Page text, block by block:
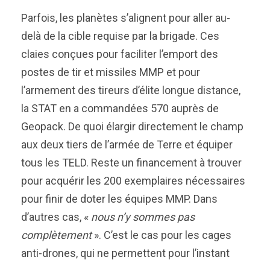
Parfois, les planètes s’alignent pour aller au-
delà de la cible requise par la brigade. Ces
claies conçues pour faciliter l’emport des
postes de tir et missiles MMP et pour
l’armement des tireurs d’élite longue distance,
la STAT en a commandées 570 auprès de
Geopack. De quoi élargir directement le champ
aux deux tiers de l’armée de Terre et équiper
tous les TELD. Reste un financement à trouver
pour acquérir les 200 exemplaires nécessaires
pour finir de doter les équipes MMP. Dans
d’autres cas, « nous n’y sommes pas
complètement». C’est le cas pour les cages
anti-drones, qui ne permettent pour l’instant